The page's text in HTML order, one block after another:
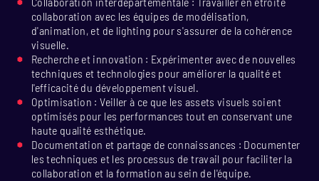
collaboration avec les équipes de modélisation,
d'animation, et de lighting pour s'assurer de la cohérence
visuelle.
Recherche et innovation : Expérimenter avec de nouvelles
techniques et technologies pour améliorer la qualité et
l'efficacité du développement visuel.
Optimisation : Veiller à ce que les assets visuels soient
optimisés pour les performances tout en conservant une
haute qualité esthétique.
Documentation et partage de connaissances : Documenter
les techniques et les processus de travail pour faciliter la
collaboration et la formation au sein de l'équipe.